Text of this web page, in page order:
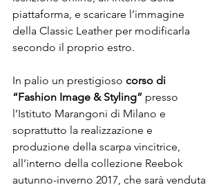
piattaforma, e scaricare l’immagine
della Classic Leather per modificarla
secondo il proprio estro.
In palio un prestigioso corso di
“Fashion Image & Styling” presso
l’Istituto Marangoni di Milano e
soprattutto la realizzazione e
produzione della scarpa vincitrice,
all’interno della collezione Reebok
autunno-inverno 2017, che sarà venduta